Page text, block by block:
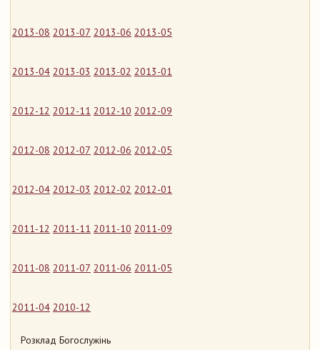
2013-08 2013-07 2013-06 2013-05
2013-04 2013-03 2013-02 2013-01
2012-12 2012-11 2012-10 2012-09
2012-08 2012-07 2012-06 2012-05
2012-04 2012-03 2012-02 2012-01
2011-12 2011-11 2011-10 2011-09
2011-08 2011-07 2011-06 2011-05
2011-04 2010-12
Розклад Богослужінь